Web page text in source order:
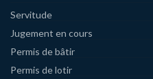
Servitude
Jugement en cours
Permis de bâtir
Permis de lotir